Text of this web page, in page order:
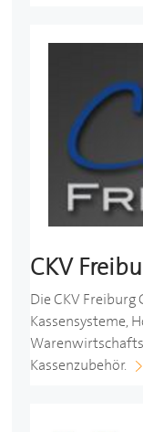
CKV
Die CKV
Kassensysteme,
Kassenzubehör.